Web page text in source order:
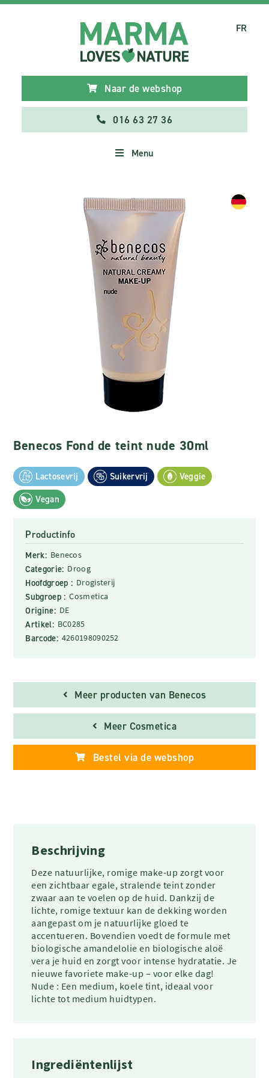
Naar de webshop
016 63 27 36
Menu
FR
Benecos Fond de teint nude 30ml
Lactosevrij Suikervrij
Veggie
Vegan
Productinfo
Merk: Benecos
Categorie: Droog
Hoofdgroep : Drogisterij
Subgroep : Cosmetica
Origine: DE
Artikel: BC0285
Barcode: 4260198090252
Meer producten van Benecos
Meer Cosmetica
Bestel via de webshop
Beschrijving
Deze natuurlijke, romige make-up zorgt voor
een zichtbaar egale, stralende teint zonder
zwaar aan te voelen op de huid. Dankzij de
lichte, romige textuur kan de dekking worden
aangepast om je natuurlijke gloed te
accentueren. Bovendien voedt de formule met
biologische amandelolie en biologische aloë
vera je huid en zorgt voor intense hydratatie. Je
nieuwe favoriete make-up – voor elke dag!
Nude : Een medium, koele tint, ideaal voor
lichte tot medium huidtypen.
Ingrediëntenlijst